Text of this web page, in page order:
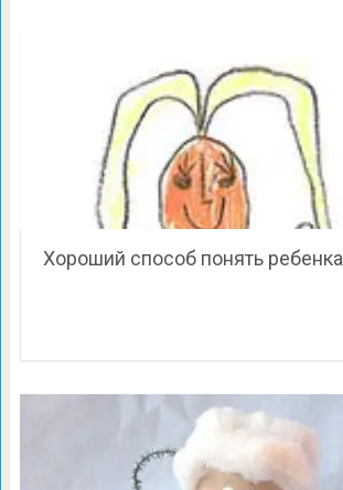
Хороший способ понять ребенка